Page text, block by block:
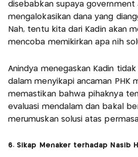
disebabkan supaya
mengalokasikan dana yang
Nah, tentu kita dari Kadin akan
mencoba memikirkan apa nih
Anindya menegaskan Kadin
dalam menyikapi ancaman PHK
memastikan bahwa pihaknya
evaluasi mendalam dan bakal
merumuskan solusi atas
6. Sikap Menaker terhadap Nasib